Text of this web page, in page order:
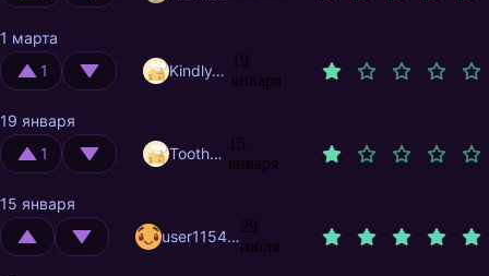
1 марта
1
KindlyAzz9
19
января
19 января
1
ToothyOz
15
января
15 января
user11540612
29
июля